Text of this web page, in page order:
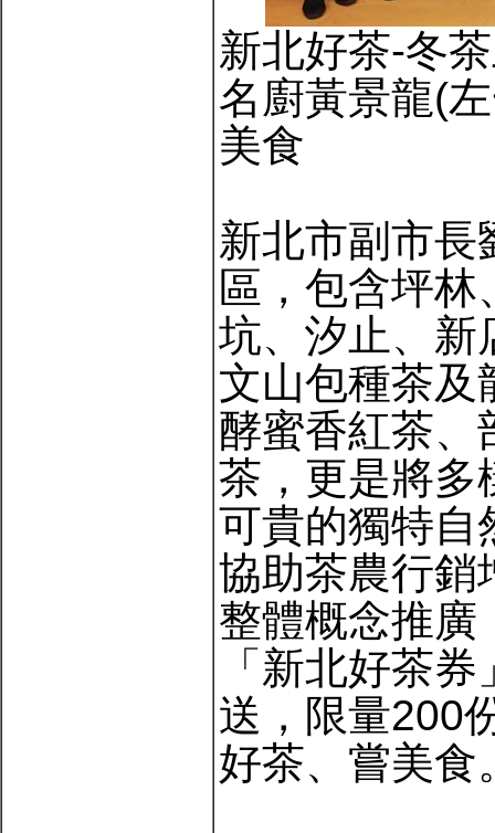
新北好茶-冬
名廚黃景龍(
美食
新北市副市長
區，包含坪
坑、汐止、新
文山包種茶及
酵蜜香紅茶、
茶，更是將多
可貴的獨特自
協助茶農行銷
整體概念推廣
「新北好茶
送，限量200
好茶、嘗美食